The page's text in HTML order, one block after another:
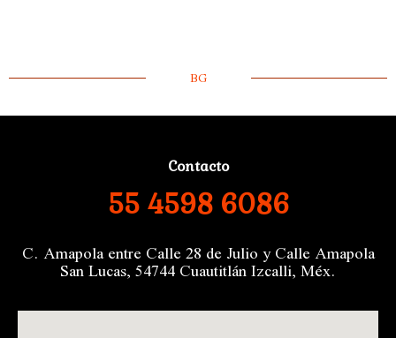
BG
Contacto
55 4598 6086
C. Amapola entre Calle 28 de Julio y Calle Amapola
San Lucas, 54744 Cuautitlán Izcalli, Méx.